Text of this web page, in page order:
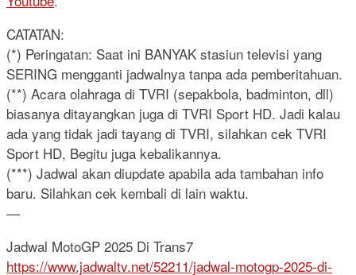
CATATAN:
(*) Peringatan: Saat ini BANYAK stasiun televisi yang
SERING mengganti jadwalnya tanpa ada pemberitahuan.
(**) Acara olahraga di TVRI (sepakbola, badminton, dll)
biasanya ditayangkan juga di TVRI Sport HD. Jadi kalau
ada yang tidak jadi tayang di TVRI, silahkan cek TVRI
Sport HD, Begitu juga kebalikannya.
(***) Jadwal akan diupdate apabila ada tambahan info
baru. Silahkan cek kembali di lain waktu.
—
Jadwal MotoGP 2025 Di Trans7
https://www.jadwaltv.net/52211/jadwal-motogp-2025-di-